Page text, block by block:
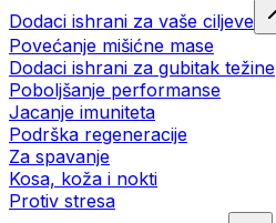
Dodaci ishrani za vaše ciljeve
Povećanje mišićne mase
Dodaci ishrani za gubitak težine
Poboljšanje performanse
Jacanje imuniteta
Podrška regeneracije
Za spavanje
Kosa, koža i nokti
Protiv stresa